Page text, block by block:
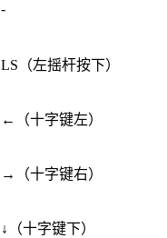
-
LS（左摇杆按下）
←（十字键左）
→（十字键右）
↓（十字键下）